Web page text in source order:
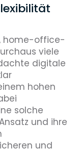
home-office-
viele
digitale
hohen
solche
und ihre
und